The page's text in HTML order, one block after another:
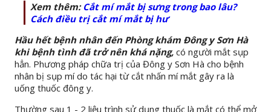
Xem thêm: Cắt mí mắt bị sưng trong bao lâu?
Cách điều trị cắt mí mắt bị hư
Hầu hết bệnh nhân đến Phòng khám Đông y Sơn Hà
khi bệnh tình đã trở nên khá nặng, có người mắt sụp
hẳn. Phương pháp chữa trị của Đông y Sơn Hà cho bệnh
nhân bị sụp mí do tác hại từ cắt nhấn mí mắt gây ra là
uống thuốc đông y.
Thường sau 1 - 2 liệu trình sử dụng thuốc là mắt có thể mở